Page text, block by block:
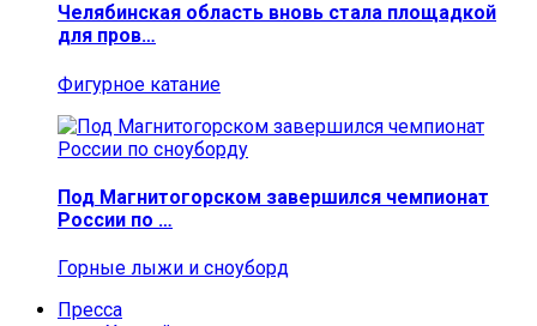
Челябинская область вновь стала площадкой
для пров…
Фигурное катание
Под Магнитогорском завершился чемпионат
России по …
Горные лыжи и сноуборд
Пресса